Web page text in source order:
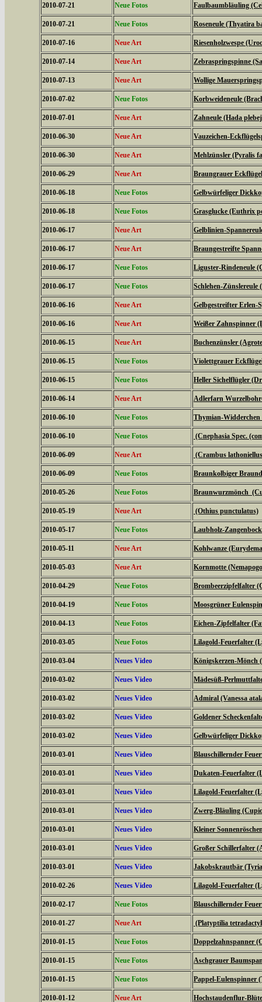
2010-07-21 Neue Fotos Faulbaumbläuling
2010-07-21 Neue Fotos Roseneule (Thyatira
2010-07-16 Neue Art Riesenholzwespe
2010-07-14 Neue Art Zebraspringspinne
2010-07-13 Neue Art Wollige
2010-07-02 Neue Fotos Korbweideneule
2010-07-01 Neue Art Zahneule (Hada
2010-06-30 Neue Art Vauzeichen-
2010-06-30 Neue Art Mehlzünsler (Pyralis
2010-06-29 Neue Art Braungrauer
2010-06-18 Neue Fotos Gelbwürfeliger
2010-06-18 Neue Fotos Grasglucke (Euthrix
2010-06-17 Neue Art Gelblinien-
2010-06-17 Neue Art Braungestreifte
2010-06-17 Neue Fotos Liguster-Rindeneule
2010-06-17 Neue Fotos Schlehen-Zünslereule
2010-06-16 Neue Art Gelbgestreifter Erlen-
2010-06-16 Neue Art Weißer Zahnspinner
2010-06-15 Neue Art Buchenzünsler
2010-06-15 Neue Fotos Violettgrauer
2010-06-15 Neue Fotos Heller Sichelflügler
2010-06-14 Neue Art Adlerfarn
2010-06-10 Neue Fotos Thymian-
2010-06-10 Neue Fotos (Cnephasia Spec.
2010-06-09 Neue Art (Crambus
2010-06-09 Neue Fotos Braunkolbiger
2010-05-26 Neue Fotos Braunwurzmönch
2010-05-19 Neue Art (Othius punctulatus)
2010-05-17 Neue Fotos Laubholz-
2010-05-11 Neue Art Kohlwanze
2010-05-03 Neue Art Kornmotte
2010-04-29 Neue Fotos Brombeerzipfelfalter
2010-04-19 Neue Fotos Moosgrüner
2010-04-13 Neue Fotos Eichen-Zipfelfalter
2010-03-05 Neue Fotos Lilagold-Feuerfalter
2010-03-04 Neues Video Königskerzen-Mönch
2010-03-02 Neues Video Mädesüß-
2010-03-02 Neues Video Admiral (Vanessa
2010-03-02 Neues Video Goldener
2010-03-02 Neues Video Gelbwürfeliger
2010-03-01 Neues Video Blauschillernder
2010-03-01 Neues Video Dukaten-Feuerfalter
2010-03-01 Neues Video Lilagold-Feuerfalter
2010-03-01 Neues Video Zwerg-Bläuling
2010-03-01 Neues Video Kleiner
2010-03-01 Neues Video Großer Schillerfalter
2010-03-01 Neues Video Jakobskrautbär (Tyria
2010-02-26 Neues Video Lilagold-Feuerfalter
2010-02-17 Neue Fotos Blauschillernder
2010-01-27 Neue Art (Platyptilia
2010-01-15 Neue Fotos Doppelzahnspanner
2010-01-15 Neue Fotos Aschgrauer
2010-01-15 Neue Fotos Pappel-Eulenspinner
2010-01-12 Neue Art Hochstaudenflur-